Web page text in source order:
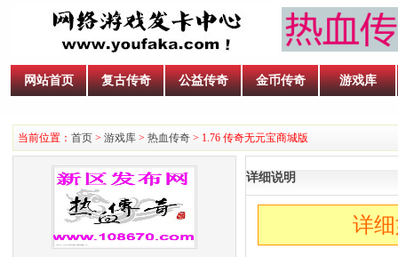
网站首页 复古传奇 公益传奇 金币传奇 游戏库
当前位置： 首页 > 游戏库 > 热血传奇 > 1.76 传奇无元宝商城版
详细说明
详